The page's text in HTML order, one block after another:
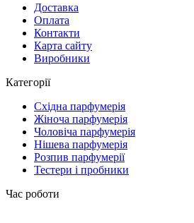
Доставка
Оплата
Контакти
Карта сайту
Виробники
Категорії
Східна парфумерія
Жіноча парфумерія
Чоловіча парфумерія
Нішева парфумерія
Розпив парфумерії
Тестери і пробники
Час роботи